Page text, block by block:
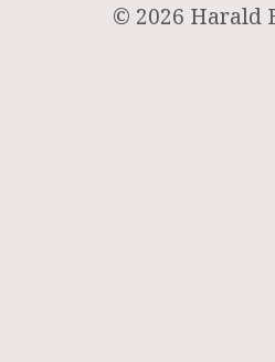
© 2026 Harald